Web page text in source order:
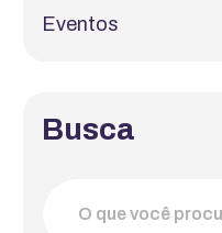
Eventos
Busca